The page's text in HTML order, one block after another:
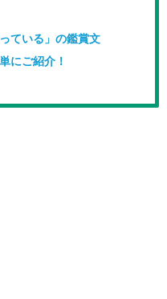
ている」の鑑賞文
にご紹介！